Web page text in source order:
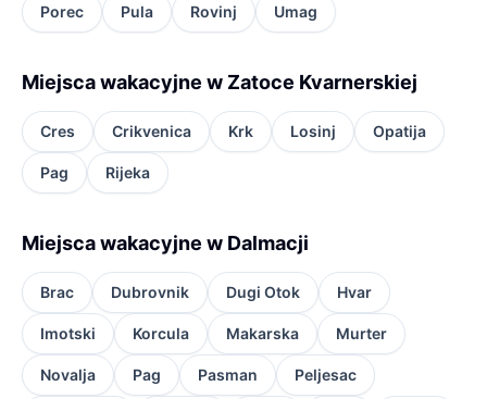
Porec Pula Rovinj Umag
Miejsca wakacyjne w Zatoce Kvarnerskiej
Cres Crikvenica Krk Losinj Opatija
Pag Rijeka
Miejsca wakacyjne w Dalmacji
Brac Dubrovnik Dugi Otok Hvar
Imotski Korcula Makarska Murter
Novalja Pag Pasman Peljesac